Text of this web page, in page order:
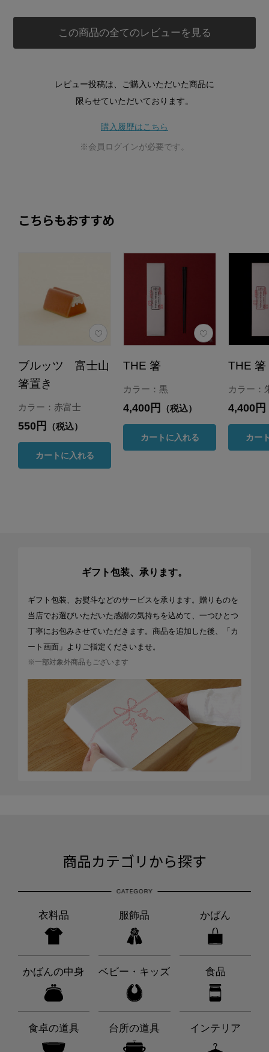
この商品の全てのレビューを見る
レビュー投稿は、ご購入いただいた商品に
限らせていただいております。
購入履歴はこちら
※会員ログインが必要です。
こちらもおすすめ
ブルッツ 富士山
箸置き
カラー：赤富士
550円 （税込）
カートに入れる
THE 箸
カラー：黒
4,400円 （税込）
カートに入れる
THE 箸
カラー：
4,400円
カー
ギフト包装、承ります。
ギフト包装、お熨斗などのサービスを承ります。贈りものを
当店でお選びいただいた感謝の気持ちを込めて、一つひとつ
丁寧にお包みさせていただきます。商品を追加した後、「カ
ート画面」よりご指定くださいませ。
※一部対象外商品もございます
商品カテゴリから探す
衣料品 服飾品 かばん
かばんの中身 ベビー・キッズ 食品
食卓の道具 台所の道具 インテリア